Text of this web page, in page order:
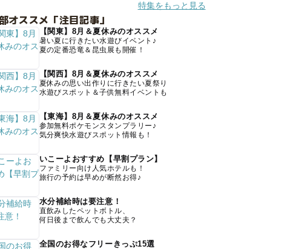
特集をもっと見る
オススメ「注目記事」
【関東】8月＆夏休みのオススメ
暑い夏に行きたい水遊びイベント♪
夏の定番恐竜＆昆虫展も開催！
【関西】8月＆夏休みのオススメ
夏休みの思い出作りに行きたい夏祭り
水遊びスポット＆子供無料イベントも
【東海】8月＆夏休みのオススメ
参加無料ポケモンスタンプラリー♪
気分爽快水遊びスポット情報も！
いこーよおすすめ【早割プラン】
ファミリー向け人気ホテルも！
旅行の予約は早めが断然お得♪
水分補給時は要注意！
直飲みしたペットボトル、
何日後まで飲んでも大丈夫？
全国のお得なフリーきっぷ15選